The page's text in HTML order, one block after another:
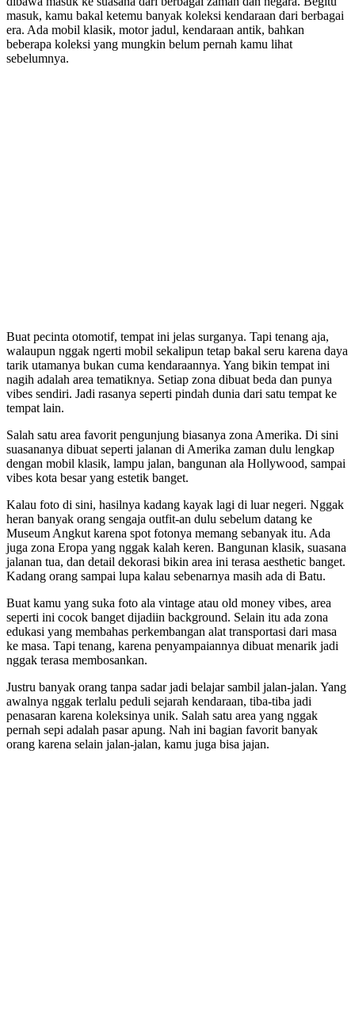
masuk, kamu bakal ketemu banyak koleksi kendaraan dari berbagai
era. Ada mobil klasik, motor jadul, kendaraan antik, bahkan
beberapa koleksi yang mungkin belum pernah kamu lihat
sebelumnya.
Buat pecinta otomotif, tempat ini jelas surganya. Tapi tenang aja,
walaupun nggak ngerti mobil sekalipun tetap bakal seru karena daya
tarik utamanya bukan cuma kendaraannya. Yang bikin tempat ini
nagih adalah area tematiknya. Setiap zona dibuat beda dan punya
vibes sendiri. Jadi rasanya seperti pindah dunia dari satu tempat ke
tempat lain.
Salah satu area favorit pengunjung biasanya zona Amerika. Di sini
suasananya dibuat seperti jalanan di Amerika zaman dulu lengkap
dengan mobil klasik, lampu jalan, bangunan ala Hollywood, sampai
vibes kota besar yang estetik banget.
Kalau foto di sini, hasilnya kadang kayak lagi di luar negeri. Nggak
heran banyak orang sengaja outfit-an dulu sebelum datang ke
Museum Angkut karena spot fotonya memang sebanyak itu. Ada
juga zona Eropa yang nggak kalah keren. Bangunan klasik, suasana
jalanan tua, dan detail dekorasi bikin area ini terasa aesthetic banget.
Kadang orang sampai lupa kalau sebenarnya masih ada di Batu.
Buat kamu yang suka foto ala vintage atau old money vibes, area
seperti ini cocok banget dijadiin background. Selain itu ada zona
edukasi yang membahas perkembangan alat transportasi dari masa
ke masa. Tapi tenang, karena penyampaiannya dibuat menarik jadi
nggak terasa membosankan.
Justru banyak orang tanpa sadar jadi belajar sambil jalan-jalan. Yang
awalnya nggak terlalu peduli sejarah kendaraan, tiba-tiba jadi
penasaran karena koleksinya unik. Salah satu area yang nggak
pernah sepi adalah pasar apung. Nah ini bagian favorit banyak
orang karena selain jalan-jalan, kamu juga bisa jajan.